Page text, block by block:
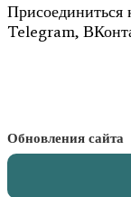
Присоединиться
Telegram,
Обновления сайта